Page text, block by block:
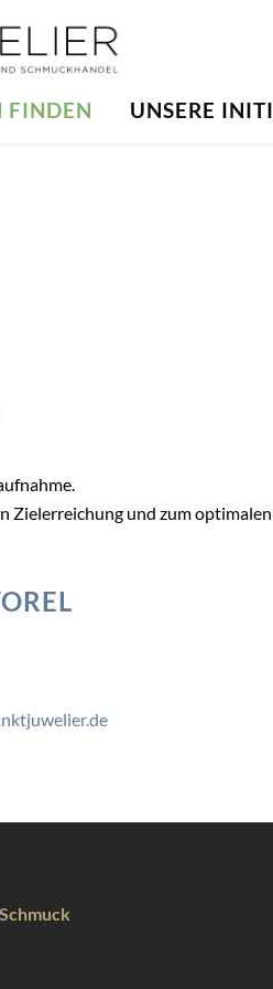
FINDEN UNSERE
Zielerreichung und zum
Schmuck